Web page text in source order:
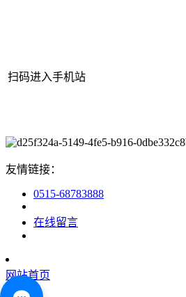
扫码进入手机站
友情链接：
0515-68783888
在线留言
网站首页